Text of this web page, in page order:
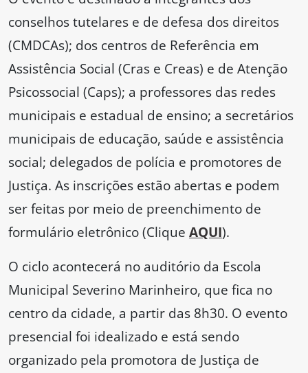
conselhos tutelares e de defesa dos direitos
(CMDCAs); dos centros de Referência em
Assistência Social (Cras e Creas) e de Atenção
Psicossocial (Caps); a professores das redes
municipais e estadual de ensino; a secretários
municipais de educação, saúde e assistência
social; delegados de polícia e promotores de
Justiça. As inscrições estão abertas e podem
ser feitas por meio de preenchimento de
formulário eletrônico (Clique AQUI).
O ciclo acontecerá no auditório da Escola
Municipal Severino Marinheiro, que fica no
centro da cidade, a partir das 8h30. O evento
presencial foi idealizado e está sendo
organizado pela promotora de Justiça de